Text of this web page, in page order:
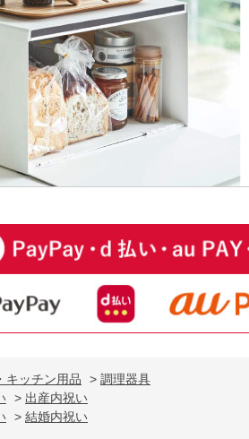
キッチン用品 > 調理器具
> 出産内祝い
> 結婚内祝い